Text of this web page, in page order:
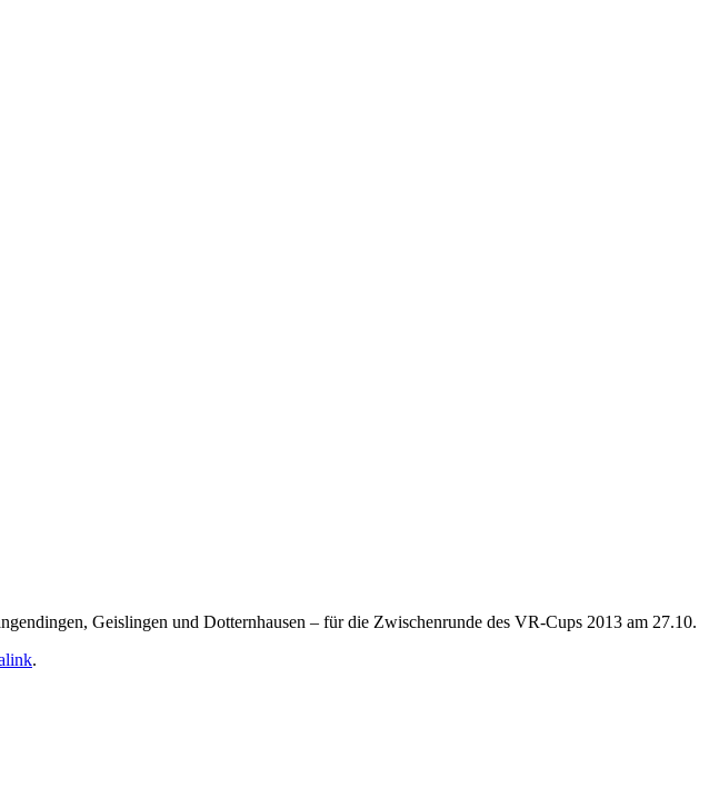
Geislingen und Dotternhausen – für die Zwischenrunde des VR-Cups 2013 am 27.10.
.